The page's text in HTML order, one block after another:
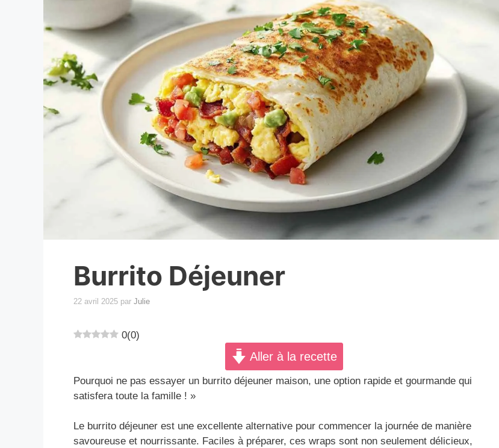
Burrito Déjeuner
22 avril 2025 par Julie
0(0)
Aller à la recette
Pourquoi ne pas essayer un burrito déjeuner maison, une option rapide et gourmande qui
satisfera toute la famille ! »
Le burrito déjeuner est une excellente alternative pour commencer la journée de manière
savoureuse et nourrissante. Faciles à préparer, ces wraps sont non seulement délicieux,